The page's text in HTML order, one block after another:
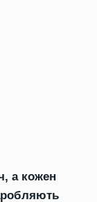
а кожен